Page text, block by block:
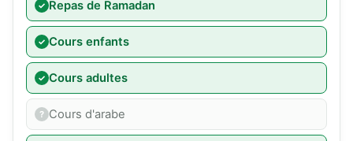
Repas de Ramadan
Cours enfants
Cours adultes
Cours d'arabe